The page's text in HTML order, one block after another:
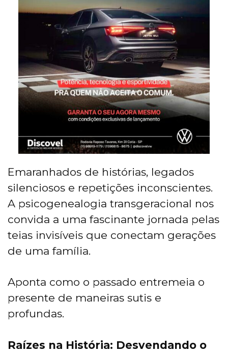
Emaranhados de histórias, legados
silenciosos e repetições inconscientes.
A psicogenealogia transgeracional nos
convida a uma fascinante jornada pelas
teias invisíveis que conectam gerações
de uma família.
Aponta como o passado entremeia o
presente de maneiras sutis e
profundas.
Raízes na História: Desvendando o